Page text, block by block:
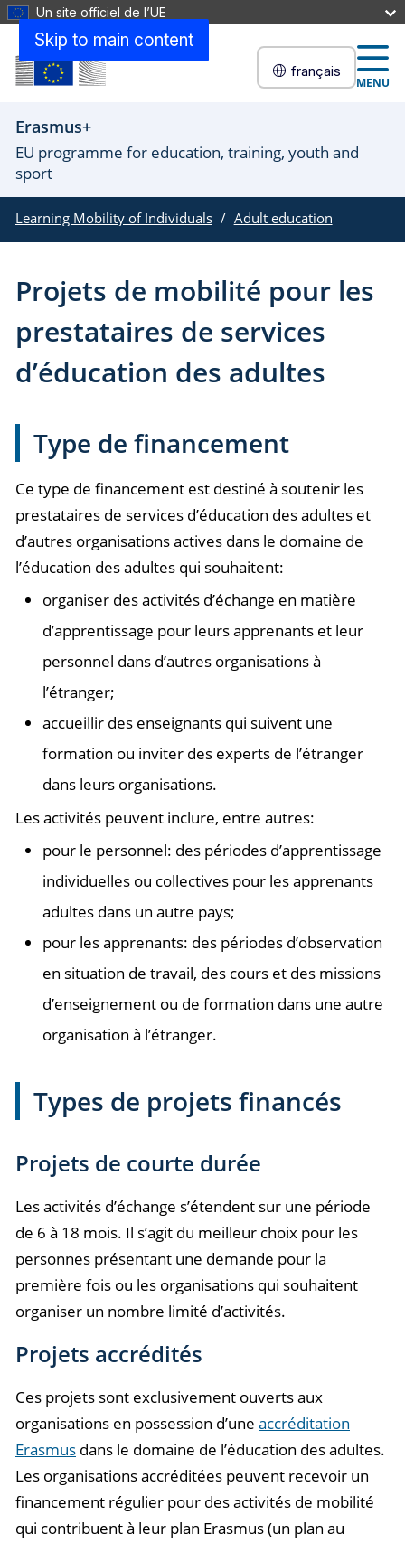
Skip to main content
Un site officiel de l’UE
français
MENU
Erasmus+
EU programme for education, training, youth and
sport
Learning Mobility of Individuals Adult education
Projets de mobilité pour les
prestataires de services
d’éducation des adultes
Type de financement
Ce type de financement est destiné à soutenir les
prestataires de services d’éducation des adultes et
d’autres organisations actives dans le domaine de
l’éducation des adultes qui souhaitent:
organiser des activités d’échange en matière
d’apprentissage pour leurs apprenants et leur
personnel dans d’autres organisations à
l’étranger;
accueillir des enseignants qui suivent une
formation ou inviter des experts de l’étranger
dans leurs organisations.
Les activités peuvent inclure, entre autres:
pour le personnel: des périodes d’apprentissage
individuelles ou collectives pour les apprenants
adultes dans un autre pays;
pour les apprenants: des périodes d’observation
en situation de travail, des cours et des missions
d’enseignement ou de formation dans une autre
organisation à l’étranger.
Types de projets financés
Projets de courte durée
Les activités d’échange s’étendent sur une période
de 6 à 18 mois. Il s’agit du meilleur choix pour les
personnes présentant une demande pour la
première fois ou les organisations qui souhaitent
organiser un nombre limité d’activités.
Projets accrédités
Ces projets sont exclusivement ouverts aux
organisations en possession d’une accréditation
Erasmus dans le domaine de l’éducation des adultes.
Les organisations accréditées peuvent recevoir un
financement régulier pour des activités de mobilité
qui contribuent à leur plan Erasmus (un plan au